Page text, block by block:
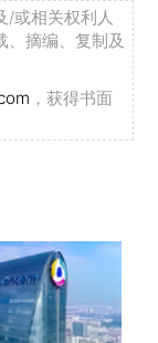
/或相关权利人
、摘编、复制及
，获得书面